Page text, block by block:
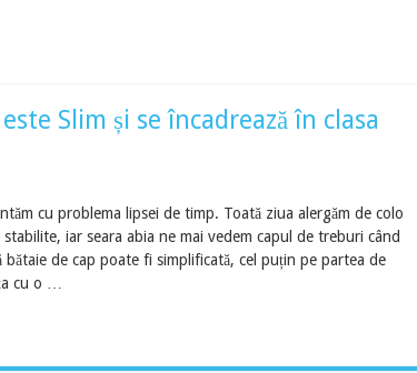
Slim și se încadrează în clasa
cu problema lipsei de timp. Toată ziua alergăm de colo
iar seara abia ne mai vedem capul de treburi când
bătaie de cap poate fi simplificată, cel puțin pe partea de
cu o …